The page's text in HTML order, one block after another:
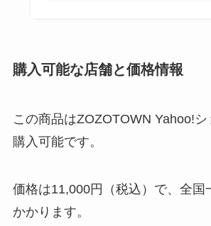
購入可能な店舗と価格情報
この商品はZOZOTOWN Yahoo!
購入可能です。
価格は11,000円（税込）で、全国
かかります。